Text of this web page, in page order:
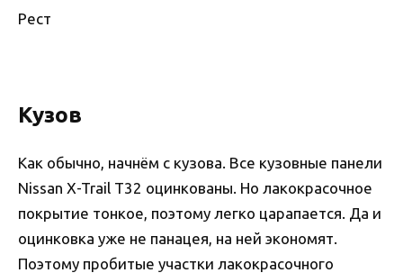
Рест
Кузов
Как обычно, начнём с кузова. Все кузовные панели
Nissan X-Trail Т32 оцинкованы. Но лакокрасочное
покрытие тонкое, поэтому легко царапается. Да и
оцинковка уже не панацея, на ней экономят.
Поэтому пробитые участки лакокрасочного